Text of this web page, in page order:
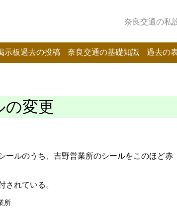
奈良交通の私
示板過去の投稿 奈良交通の基礎知識 過去の
の変更
ールのうち、吉野営業所のシールをこのほど赤
されている。
所